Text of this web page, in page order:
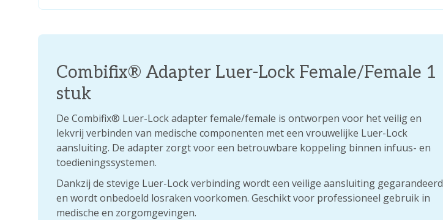
Combifix® Adapter Luer-Lock Female/Female 1
stuk
De Combifix® Luer-Lock adapter female/female is ontworpen voor het veilig en
lekvrij verbinden van medische componenten met een vrouwelijke Luer-Lock
aansluiting. De adapter zorgt voor een betrouwbare koppeling binnen infuus- en
toedieningssystemen.
Dankzij de stevige Luer-Lock verbinding wordt een veilige aansluiting gegarandeerd
en wordt onbedoeld losraken voorkomen. Geschikt voor professioneel gebruik in
medische en zorgomgevingen.